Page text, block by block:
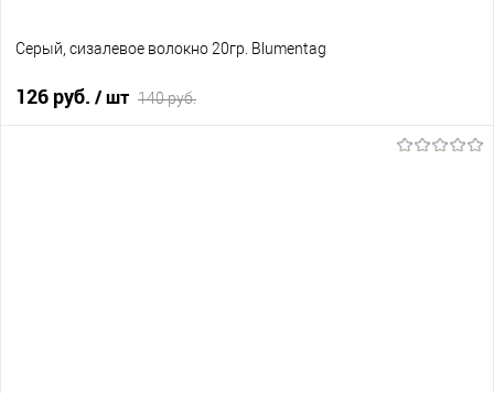
Серый, сизалевое волокно 20гр. Blumentag
126 руб. / шт 140 руб.